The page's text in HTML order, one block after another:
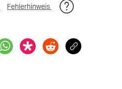
Fehlerhinweis